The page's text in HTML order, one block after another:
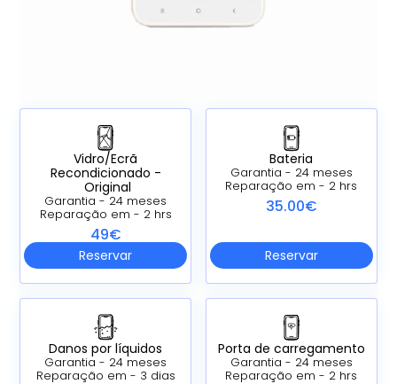
Vidro/Ecrã
Recondicionado -
Original
Garantia - 24 meses
Reparação em - 2 hrs
49€
Reservar
Bateria
Garantia - 24 meses
Reparação em - 2 hrs
35.00€
Reservar
Danos por líquidos
Garantia - 24 meses
Reparação em - 3 dias
Porta de carregamento
Garantia - 24 meses
Reparação em - 2 hrs